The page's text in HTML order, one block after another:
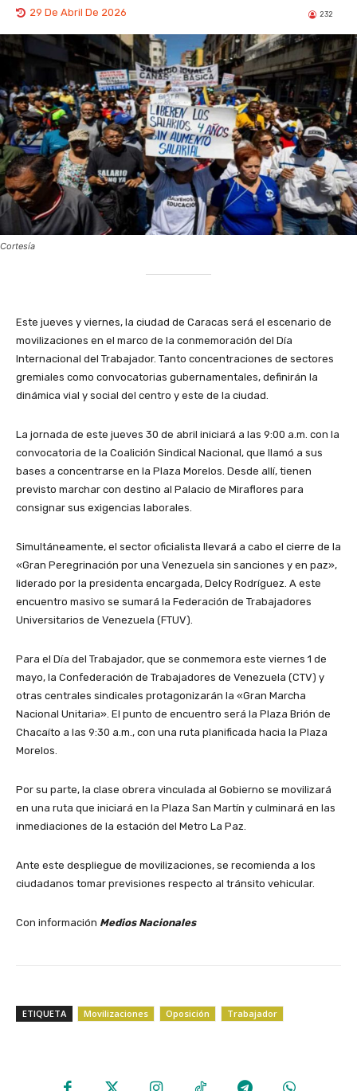
29 De Abril De 2026 232
Cortesía
Este jueves y viernes, la ciudad de Caracas será el escenario de
movilizaciones en el marco de la conmemoración del Día
Internacional del Trabajador. Tanto concentraciones de sectores
gremiales como convocatorias gubernamentales, definirán la
dinámica vial y social del centro y este de la ciudad.
La jornada de este jueves 30 de abril iniciará a las 9:00 a.m. con la
convocatoria de la Coalición Sindical Nacional, que llamó a sus
bases a concentrarse en la Plaza Morelos. Desde allí, tienen
previsto marchar con destino al Palacio de Miraflores para
consignar sus exigencias laborales.
Simultáneamente, el sector oficialista llevará a cabo el cierre de la
«Gran Peregrinación por una Venezuela sin sanciones y en paz»,
liderado por la presidenta encargada, Delcy Rodríguez. A este
encuentro masivo se sumará la Federación de Trabajadores
Universitarios de Venezuela (FTUV).
Para el Día del Trabajador, que se conmemora este viernes 1 de
mayo, la Confederación de Trabajadores de Venezuela (CTV) y
otras centrales sindicales protagonizarán la «Gran Marcha
Nacional Unitaria». El punto de encuentro será la Plaza Brión de
Chacaíto a las 9:30 a.m., con una ruta planificada hacia la Plaza
Morelos.
Por su parte, la clase obrera vinculada al Gobierno se movilizará
en una ruta que iniciará en la Plaza San Martín y culminará en las
inmediaciones de la estación del Metro La Paz.
Ante este despliegue de movilizaciones, se recomienda a los
ciudadanos tomar previsiones respecto al tránsito vehicular.
Con información Medios Nacionales
ETIQUETA Movilizaciones Oposición Trabajador